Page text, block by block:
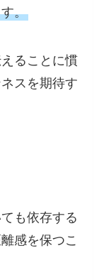
。
ることに慣
スを期待す
も依存する
感を保つこ